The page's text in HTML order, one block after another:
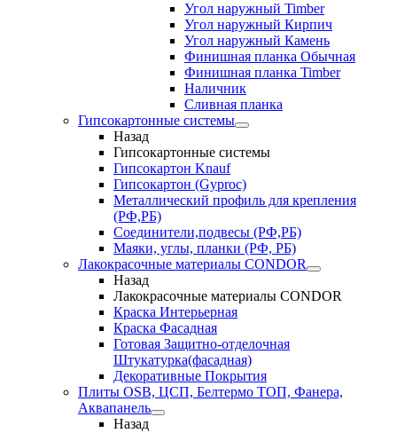
Угол наружный Timber
Угол наружный Кирпич
Угол наружный Камень
Финишная планка Обычная
Финишная планка Timber
Наличник
Сливная планка
Гипсокартонные системы
Назад
Гипсокартонные системы
Гипсокартон Knauf
Гипсокартон (Gyproc)
Металлический профиль для крепления
(РФ,РБ)
Соединители,подвесы (РФ,РБ)
Маяки, углы, планки (РФ, РБ)
Лакокрасочные материалы CONDOR
Назад
Лакокрасочные материалы CONDOR
Краска Интерьерная
Краска Фасадная
Готовая Защитно-отделочная
Штукатурка(фасадная)
Декоративные Покрытия
Плиты OSB, ЦСП, Белтермо ТОП, Фанера,
Аквапанель
Назад